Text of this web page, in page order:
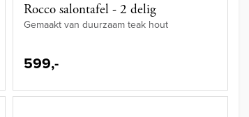
Rocco salontafel - 2 delig
Gemaakt van duurzaam teak hout
599,-